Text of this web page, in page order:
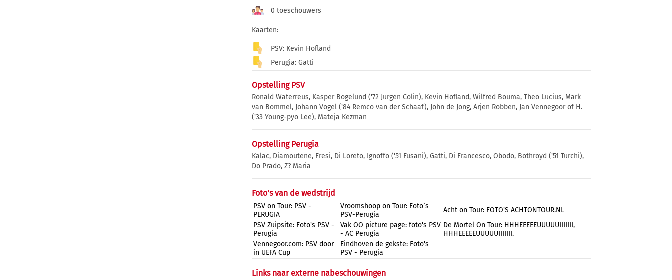
0 toeschouwers
Kaarten:
PSV: Kevin Hofland
Perugia: Gatti
Opstelling PSV
Ronald Waterreus, Kasper Bogelund ('72 Jurgen Colin), Kevin Hofland, Wilfred Bouma, Theo Lucius, Mark
van Bommel, Johann Vogel ('84 Remco van der Schaaf), John de Jong, Arjen Robben, Jan Vennegoor of H.
('33 Young-pyo Lee), Mateja Kezman
Opstelling Perugia
Kalac, Diamoutene, Fresi, Di Loreto, Ignoffo ('51 Fusani), Gatti, Di Francesco, Obodo, Bothroyd ('51 Turchi),
Do Prado, Z? Maria
Foto's van de wedstrijd
PSV on Tour: PSV -
PERUGIA
Vroomshoop on Tour: Foto`s
PSV-Perugia
Acht on Tour: FOTO'S ACHTONTOUR.NL
PSV Zuipsite: Foto's PSV -
Perugia
Vak OO picture page: foto's PSV
- AC Perugia
De Mortel On Tour: HHHEEEEEUUUUUIIIIIII,
HHHEEEEEUUUUUIIIIIII.
Vennegoor.com: PSV door
in UEFA Cup
Eindhoven de gekste: Foto's
PSV - Perugia
Links naar externe nabeschouwingen